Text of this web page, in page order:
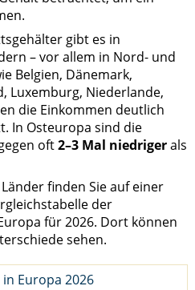
gibt es in
– vor allem in Nord- und
Belgien, Dänemark,
Luxemburg, Niederlande,
die Einkommen deutlich
In Osteuropa sind die
oft2–3 Mal niedrigerals
finden Sie auf einer
der
für 2026. Dort können
sehen.
Europa 2026